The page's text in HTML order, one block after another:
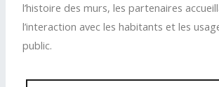
l’histoire des murs, les partenaires
l’interaction avec les habitants et les
public.